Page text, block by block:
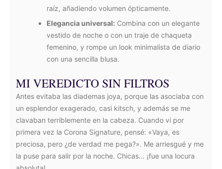
raíz, añadiendo volumen ópticamente.
Elegancia universal: Combina con un elegante
vestido de noche o con un traje de chaqueta
femenino, y rompe un look minimalista de diario
con una sencilla blusa.
MI VEREDICTO SIN FILTROS
Antes evitaba las diademas joya, porque las asociaba con
un esplendor exagerado, casi kitsch, y además se me
clavaban terriblemente en la cabeza. Cuando vi por
primera vez la Corona Signature, pensé: «Vaya, es
preciosa, pero ¿de verdad me pega?». Me arriesgué y me
la puse para salir por la noche. Chicas… ¡fue una locura